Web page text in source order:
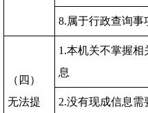
8.属于行政查询事
（四）
无法提
1.本机关不掌握相
息
2.没有现成信息需